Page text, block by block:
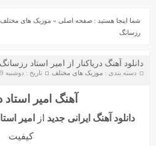
دانلود آهنگ جواد سنگونی به نام امام
شما اینجا هستید :صفحه اصلی » موزیک های مختلف
رزسانگ
دانلود آهنگ دریاکنار از امیر استاد رزسانگ
دسته بندی : موزیک های مختلف تاریخ : دوشنبه 29 جولای 2024
آهنگ امیر استاد
دانلود آهنگ ایرانی جدید از امیر
کیفیت